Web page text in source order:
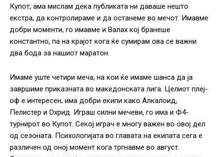
Купот, ама мислам дека публиката ни даваше нешто
екстра, да контролираме и да останеме во мечот. Имавме
добри моменти, го имавме и Валах кој бранеше
константно, па на крајот кога ќе сумирам ова се важни
два бода за нашиот маратон.
Имаме уште четири меча, на кои ќе имаме шанса да ја
завршиме приказната во македонската лига. Целиот плеј-
оф е интересен, има добри екипи како Алкалоид,
Пелистер и Охрид. Играш силни мечеви, го има и Ф4-
турнирот во Купот. Секој играч е многу важен во овој дел
од сезоната. Психологијата во главата на екипата сега е
различен од оној момент кога тргнавме во август.